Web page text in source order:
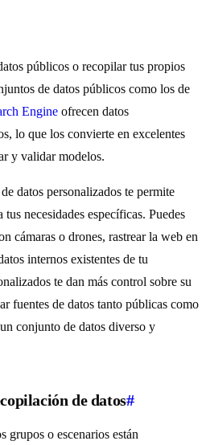
públicos o recopilar tus propios
de datos públicos como los de
Engine ofrecen datos
lo que los convierte en excelentes
y validar modelos.
datos personalizados te permite
necesidades específicas. Puedes
cámaras o drones, rastrear la web en
internos existentes de tu
te dan más control sobre su
fuentes de datos tanto públicas como
conjunto de datos diverso y
de datos#
grupos o escenarios están